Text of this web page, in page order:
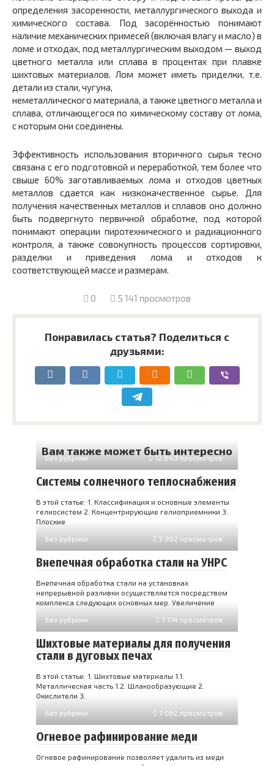
определения засоренности, металлургического выхода и
химического состава. Под засорëнностью понимают
наличие механических примесей (включая влагу и масло) в
ломе и отходах, под металлургическим выходом — выход
цветного металла или сплава в процентах при плавке
шихтовых материалов. Лом может иметь приделки, т.е.
детали из стали, чугуна,
неметаллического материала, а также цветного металла и
сплава, отличающегося по химическому составу от лома,
с которым они соединены.
Эффективность использования вторичного сырья тесно
связана с его подготовкой и переработкой, тем более что
свыше 60% заготавливаемых лома и отходов цветных
металлов сдается как низкокачественное сырье. Для
получения качественных металлов и сплавов оно должно
быть подвергнуто первичной обработке, под которой
понимают операции пиротехнического и радиационного
контроля, а также совокупность процессов сортировки,
разделки и приведения лома и отходов к
соответствующей массе и размерам.
0 5 141 просмотров
Понравилась статья? Поделиться с
друзьями:
Вам также может быть интересно
Без рубрики 12 843 просмотров
Системы солнечного теплоснабжения
В этой статье: 1. Классификация и основные элементы
гелиосистем 2. Концентрирующие гелиоприемники 3.
Плоские
Без рубрики
3 202 просмотров
Внепечная обработка стали на УНРС
Внепечная обработка стали на установках
непрерывной разливки осуществляется посредством
комплекса следующих основных мер. Увеличение
Без рубрики
7 114 просмотров
Шихтовые материалы для получения
стали в дуговых печах
В этой статье: 1. Шихтовые материалы 1.1.
Металлическая часть 1.2. Шлакообразующие 2.
Окислители 3.
Без рубрики
7 062 просмотров
Огневое рафинирование меди
Огневое рафинирование позволяет удалить из меди